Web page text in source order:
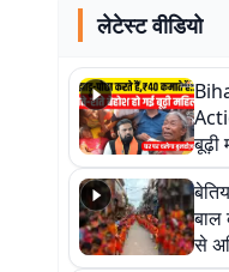
लेटेस्ट वीडियो
बूढ़ी
रोते
बाल
से